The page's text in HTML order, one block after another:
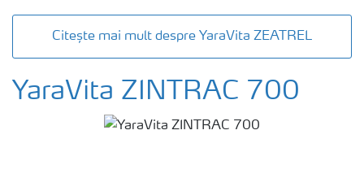
Citește mai mult despre YaraVita ZEATREL
YaraVita ZINTRAC 700